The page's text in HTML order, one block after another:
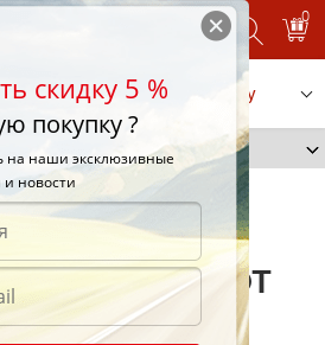
0
Заказать услугу
Защита от
(A)
скидку 5 %
покупку ?
на наши эксклюзивные
новости